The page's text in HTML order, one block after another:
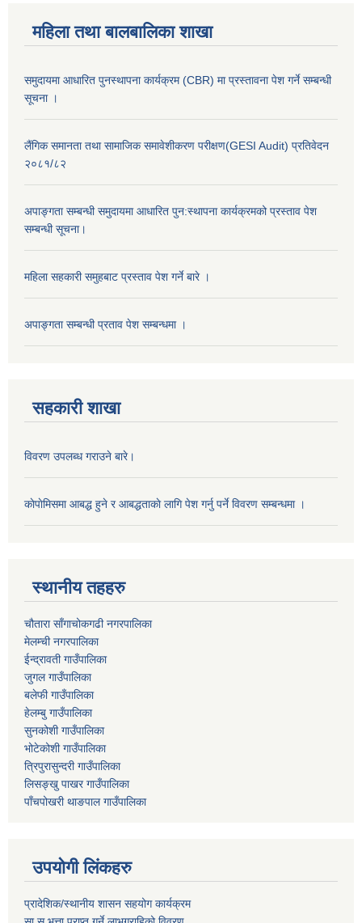
महिला तथा बालबालिका शाखा
समुदायमा आधारित पुनस्थापना कार्यक्रम (CBR) मा प्रस्तावना पेश गर्ने सम्बन्धी
सूचना ।
लैंगिक समानता तथा सामाजिक समावेशीकरण परीक्षण(GESI Audit) प्रतिवेदन
२०८१/८२
अपाङ्गता सम्बन्धी समुदायमा आधारित पुन:स्थापना कार्यक्रमको प्रस्ताव पेश
सम्बन्धी सूचना।
महिला सहकारी समुहबाट प्रस्ताव पेश गर्ने बारे ।
अपाङ्गता सम्बन्धी प्रताव पेश सम्बन्धमा ।
सहकारी शाखा
विवरण उपलब्ध गराउने बारे।
काेपाेमिसमा आबद्ध हुने र आबद्धताकाे लागि पेश गर्नु पर्ने विवरण सम्बन्धमा ।
स्थानीय तहहरु
चौतारा साँगाचोकगढी नगरपालिका
मेलम्ची नगरपालिका
ईन्द्रावती गाउँपालिका
जुगल गाउँपालिका
बलेफी गाउँपालिका
हेलम्बु गाउँपालिका
सुनकोशी गाउँपालिका
भोटेकोशी गाउँपालिका
त्रिपुरासुन्दरी गाउँपालिका
लिसङ्खु पाखर गाउँपालिका
पाँचपोखरी थाङपाल गाउँपालिका
उपयोगी लिंकहरु
प्रादेशिक/स्थानीय शासन सहयोग कार्यक्रम